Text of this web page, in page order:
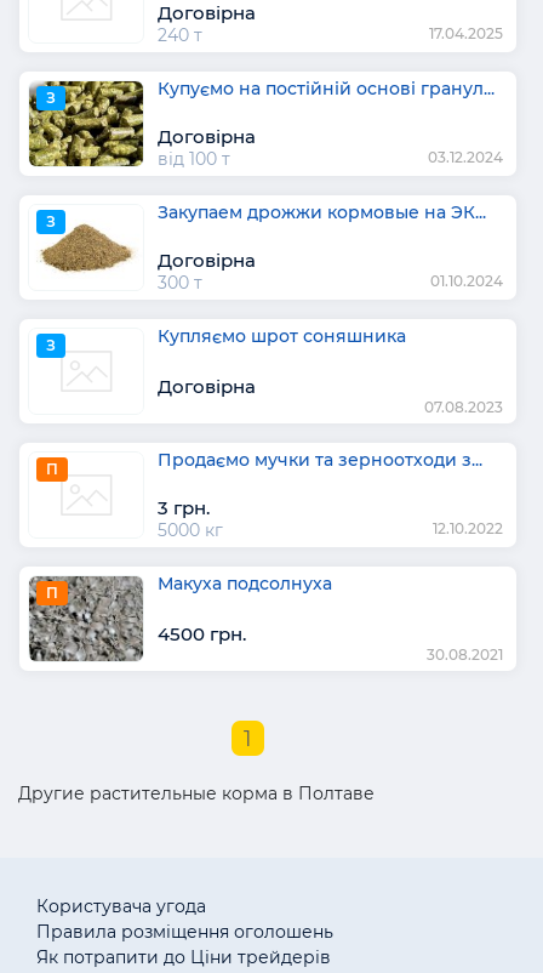
Договірна
240 т 17.04.2025
З Купуємо на постійній основі гранул...
Договірна
від 100 т 03.12.2024
З Закупаем дрожжи кормовые на ЭК...
Договірна
300 т 01.10.2024
З Купляємо шрот соняшника
Договірна
07.08.2023
П Продаємо мучки та зерноотходи з...
3 грн.
5000 кг 12.10.2022
П Макуха подсолнуха
4500 грн.
30.08.2021
1
Другие растительные корма в Полтаве
Користувача угода
Правила розміщення оголошень
Як потрапити до Ціни трейдерів